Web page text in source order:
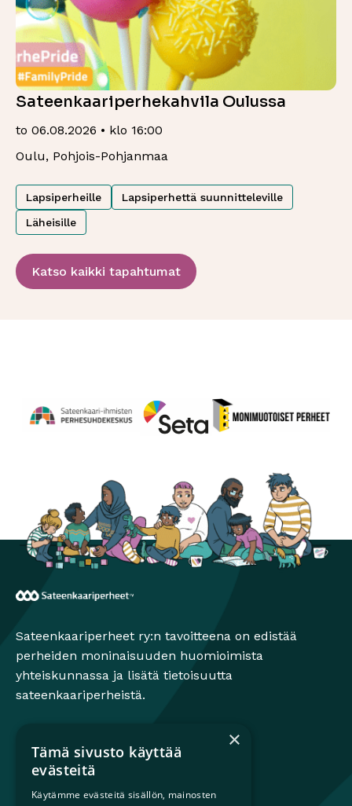
Sateenkaariperhekahvila Oulussa
to 06.08.2026 • klo 16:00
Oulu, Pohjois-Pohjanmaa
Lapsiperheille
Lapsiperhettä suunnitteleville
Läheisille
Katso kaikki tapahtumat
Sateenkaariperheet ry:n tavoitteena on edistää
perheiden moninaisuuden huomioimista
yhteiskunnassa ja lisätä tietoisuutta
sateenkaariperheistä.
Mikä on sateenkaariperhe?
Lapsiperheille
×
Tämä sivusto käyttää
evästeitä
Käytämme evästeitä sisällön, mainosten